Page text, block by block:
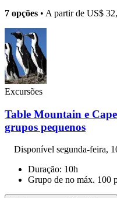
7 opções • A partir de US$
Excursões
Table Mountain e
grupos pequenos
Disponível segunda-feira,
Duração: 10h
Grupo de no máx. 100